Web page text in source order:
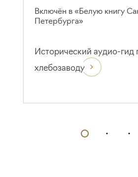
Включён в «Белую книгу
Петербурга»
Исторический аудио-гид
хлебозаводу